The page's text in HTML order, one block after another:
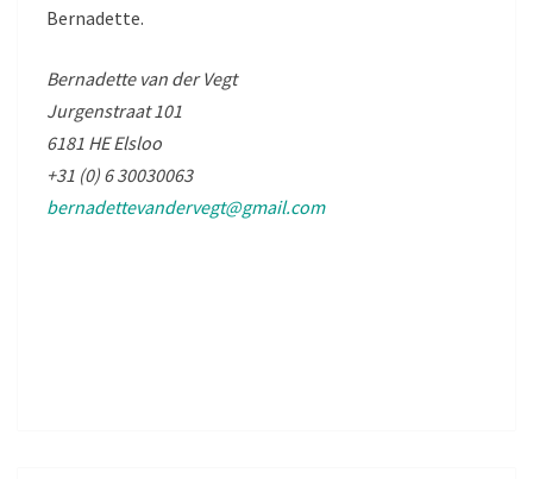
Bernadette.
Bernadette van der Vegt
Jurgenstraat 101
6181 HE Elsloo
+31 (0) 6 30030063
bernadettevandervegt@gmail.com